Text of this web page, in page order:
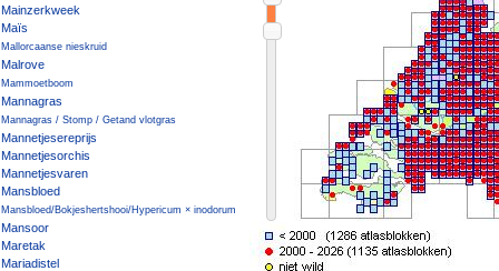
Mainzerkweek
Maïs
Mallorcaanse nieskruid
Malrove
Mammoetboom
Mannagras
Mannagras / Stomp / Getand vlotgras
Mannetjesereprijs
Mannetjesorchis
Mannetjesvaren
Mansbloed
Mansbloed/Bokjeshertshooi/Hypericum × inodorum
Mansoor
Maretak
Mariadistel